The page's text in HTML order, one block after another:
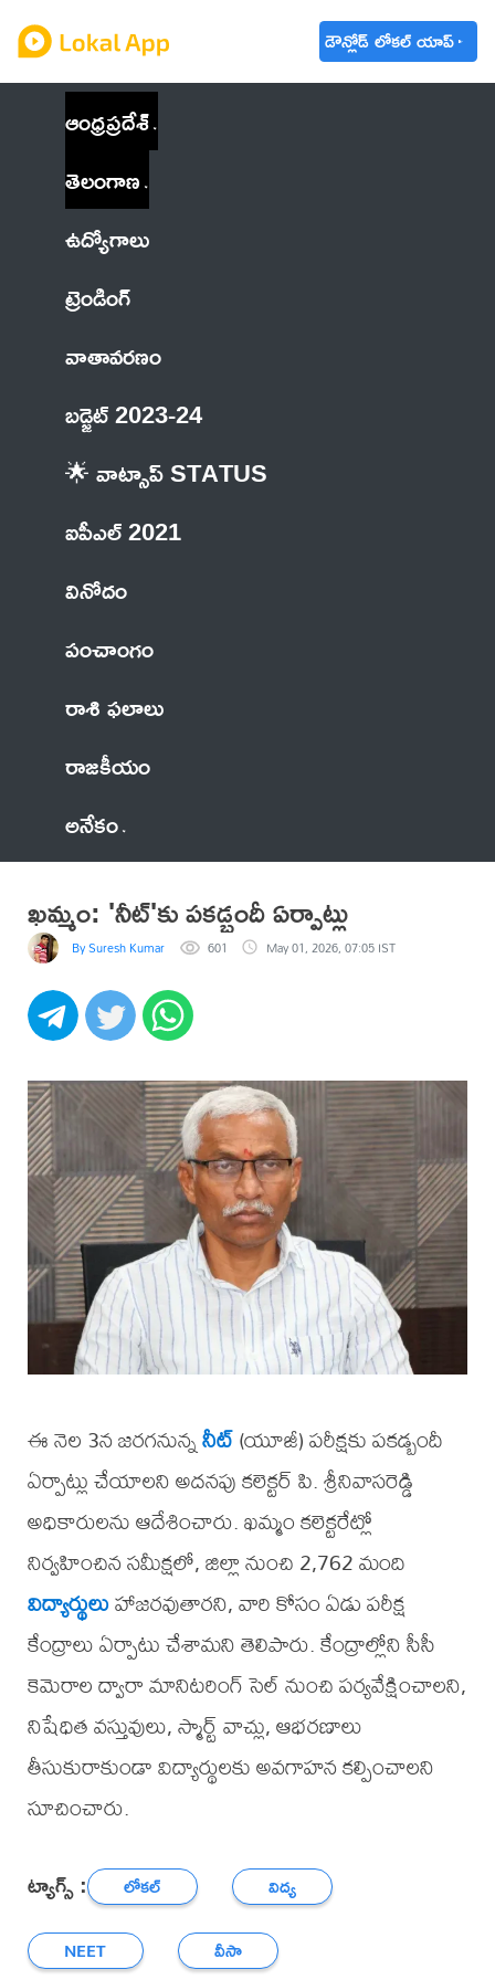
డౌన్లోడ్ లోకల్ యాప్
ఆంధ్రప్రదేశ్
తెలంగాణ
ఉద్యోగాలు
ట్రెండింగ్
వాతావరణం
బడ్జెట్ 2023-24
🌟 వాట్సాప్ STATUS
ఐపీఎల్ 2021
వినోదం
పంచాంగం
రాశి ఫలాలు
రాజకీయం
అనేకం
ఖమ్మం: 'నీట్'కు పకడ్బందీ ఏర్పాట్లు
By Suresh Kumar 601 May 01, 2026, 07:05 IST
ఈ నెల 3న జరగనున్ననీట్(యూజీ) పరీక్షకు పకడ్బందీ
ఏర్పాట్లు చేయాలని అదనపు కలెక్టర్ పి. శ్రీనివాసరెడ్డి
అధికారులను ఆదేశించారు. ఖమ్మం కలెక్టరేట్లో
నిర్వహించిన సమీక్షలో, జిల్లా నుంచి 2,762 మంది
విద్యార్థులుహాజరవుతారని, వారి కోసం ఏడు పరీక్ష
కేంద్రాలు ఏర్పాటు చేశామని తెలిపారు. కేంద్రాల్లోని సీసీ
కెమెరాల ద్వారా మానిటరింగ్ సెల్ నుంచి పర్యవేక్షించాలని,
నిషేధిత వస్తువులు, స్మార్ట్ వాచ్లు, ఆభరణాలు
తీసుకురాకుండా విద్యార్థులకు అవగాహన కల్పించాలని
సూచించారు.
ట్యాగ్స్ : లోకల్
విద్య
NEET
వీసా